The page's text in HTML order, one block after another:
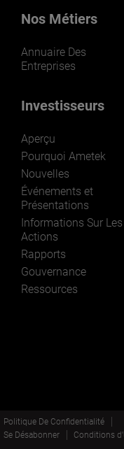
Nos Métiers
Annuaire Des
Entreprises
Investisseurs
Aperçu
Pourquoi Ametek
Nouvelles
Événements et
Présentations
Informations Sur Les
Actions
Rapports
Gouvernance
Ressources
Politique De Confidentialité
Se Désabonner
Conditions